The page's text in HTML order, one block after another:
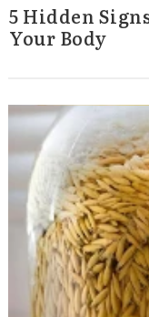
5 Hidden
Your Body